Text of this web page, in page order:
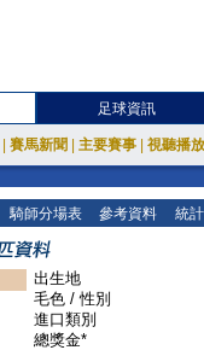
足球資訊
賽馬新聞 主要賽事 視聽播
騎師分場表 參考資料 統
出生地
毛色 / 性別
進口類別
總獎金*